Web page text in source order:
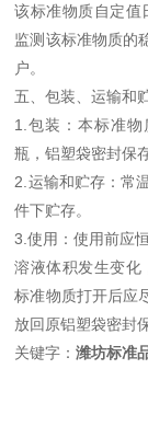
该标准物质自定值
监测该标准物质的
户。
五、包装、运输和
1.包装：本标准
瓶，铝塑袋密封保存
2.运输和贮存：常
件下贮存。
3.使用：使用前应
溶液体积发生变化
标准物质打开后应
放回原铝塑袋密封
关键字：潍坊标准